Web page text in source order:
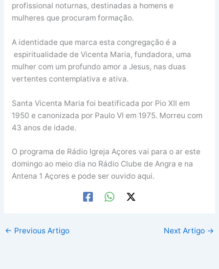
profissional noturnas, destinadas a homens e
mulheres que procuram formação.
A identidade que marca esta congregação é a
espiritualidade de Vicenta Maria, fundadora, uma
mulher com um profundo amor a Jesus, nas duas
vertentes contemplativa e ativa.
Santa Vicenta Maria foi beatificada por Pio XII em
1950 e canonizada por Paulo VI em 1975. Morreu com
43 anos de idade.
O programa de Rádio Igreja Açores vai para o ar este
domingo ao meio dia no Rádio Clube de Angra e na
Antena 1 Açores e pode ser ouvido aqui.
← Previous Artigo Next Artigo →